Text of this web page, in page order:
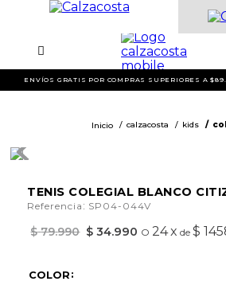
ENVÍOS GRATIS POR COMPRAS SUPERIORES A
calzacosta kids
TENIS COLEGIAL BLANCO
Referencia : SP04-044V
$ 79.990 $ 34.990 O 24x de$
COLOR